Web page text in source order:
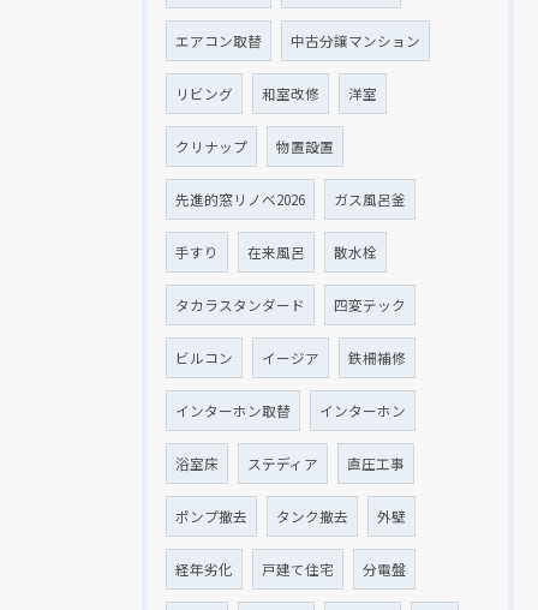
エアコン取替 中古分譲マンション
リビング 和室改修 洋室
クリナップ 物置設置
先進的窓リノベ2026 ガス風呂釜
手すり 在来風呂 散水栓
タカラスタンダード 四変テック
ビルコン イージア 鉄柵補修
インターホン取替 インターホン
浴室床 ステディア 直圧工事
ポンプ撤去 タンク撤去 外壁
経年劣化 戸建て住宅 分電盤